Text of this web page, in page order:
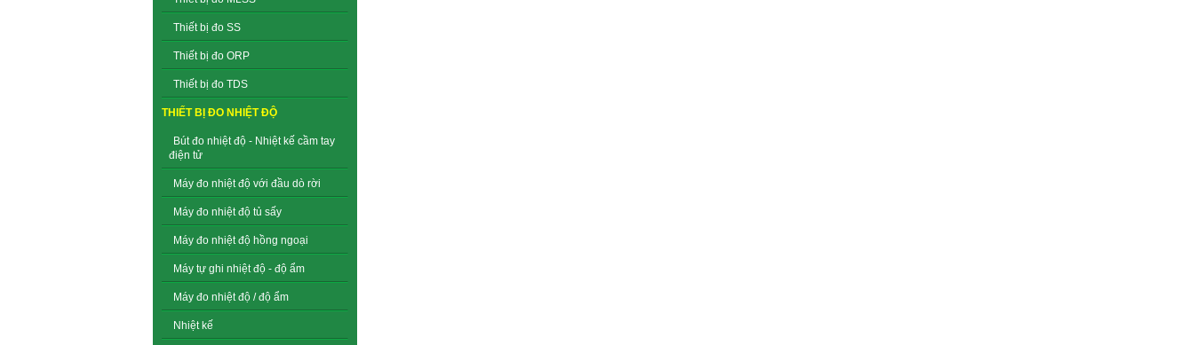
Thiết bị đo SS
Thiết bị đo ORP
Thiết bị đo TDS
THIẾT BỊ ĐO NHIỆT ĐỘ
Bút đo nhiệt độ - Nhiệt kế cầm tay
điện tử
Máy đo nhiệt độ với đầu dò rời
Máy đo nhiệt độ tủ sấy
Máy đo nhiệt độ hồng ngoại
Máy tự ghi nhiệt độ - độ ẩm
Máy đo nhiệt độ / độ ẩm
Nhiệt kế